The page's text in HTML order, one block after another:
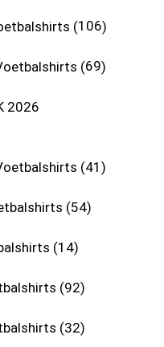
106
69
2026
41
54
14
92
32